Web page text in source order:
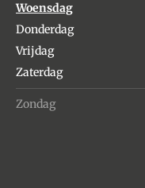
Woensdag
Donderdag
Vrijdag
Zaterdag
Zondag